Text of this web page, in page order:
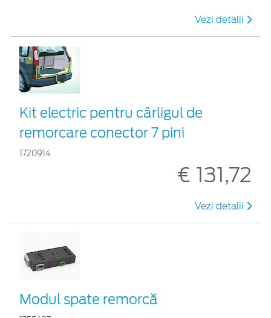
Vezi detalii
Kit electric pentru cârligul de
remorcare conector 7 pini
1720914
€ 131,72
Vezi detalii
Modul spate remorcă